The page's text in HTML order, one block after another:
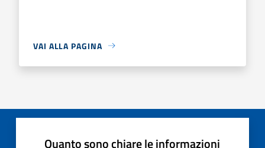
VAI ALLA PAGINA
Quanto sono chiare le informazioni